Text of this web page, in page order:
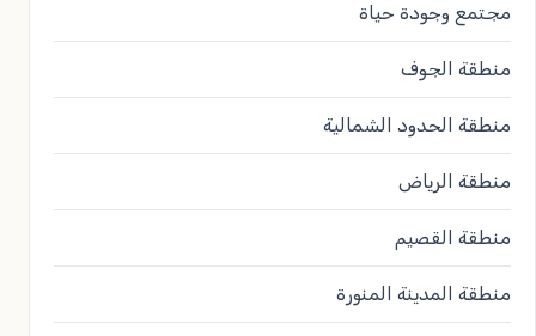
مجتمع وجودة حياة
منطقة الجوف
منطقة الحدود الشمالية
منطقة الرياض
منطقة القصيم
منطقة المدينة المنورة